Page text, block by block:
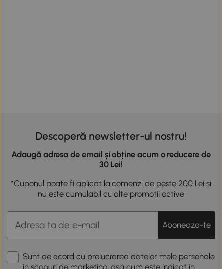
Descoperă newsletter-ul nostru!
Adaugă adresa de email și obține acum o reducere de
30 Lei!
*Cuponul poate fi aplicat la comenzi de peste 200 Lei și
nu este cumulabil cu alte promoții active
Aboneaza-te
Sunt de acord cu prelucrarea datelor mele personale
in scopuri de marketing, asa cum este indicat in